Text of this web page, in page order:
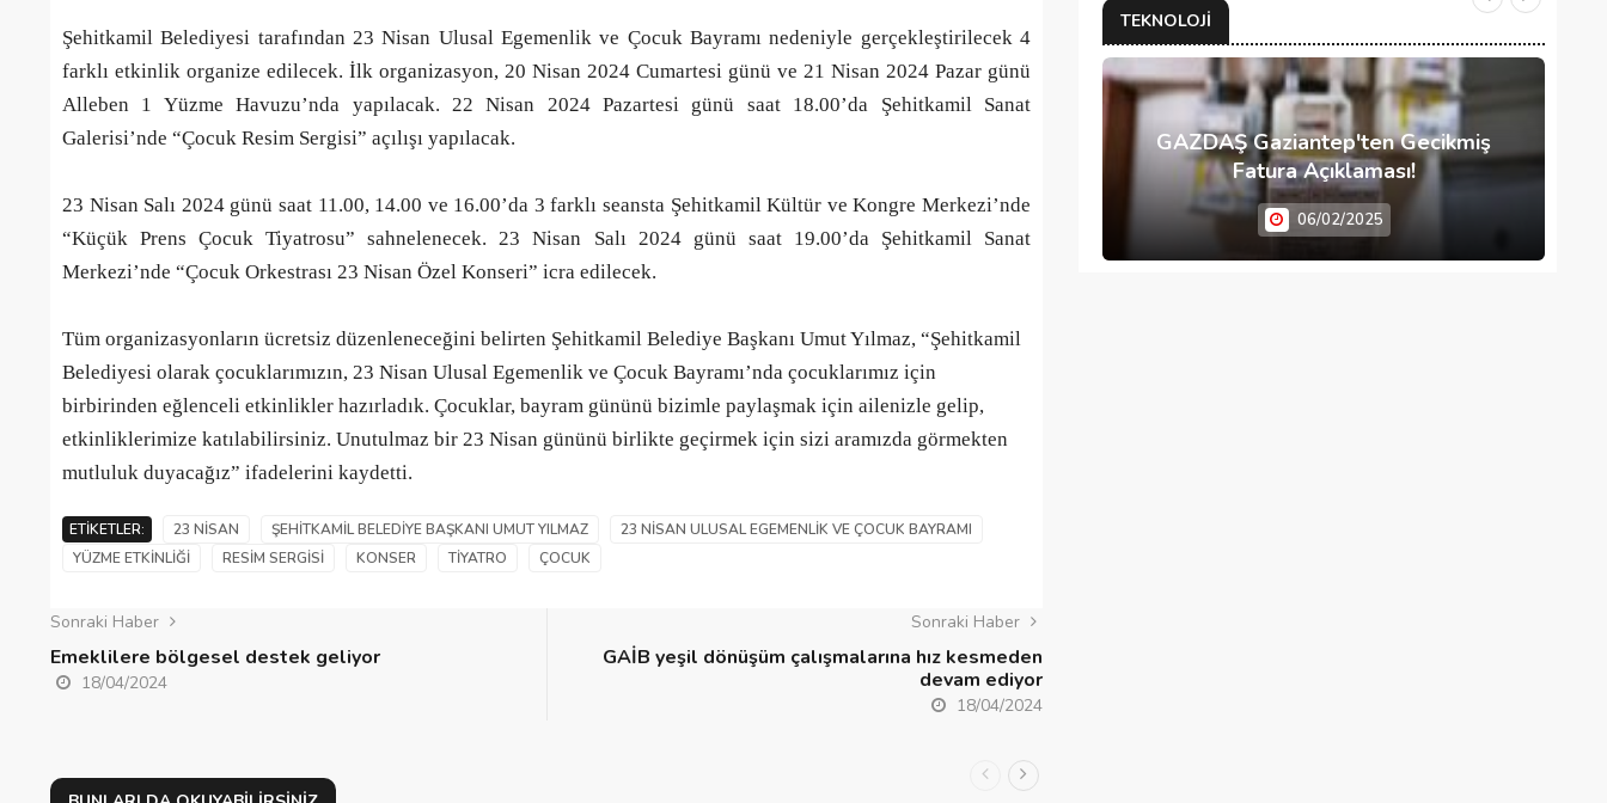
Şehitkamil Belediyesi tarafından 23 Nisan Ulusal Egemenlik ve Çocuk Bayramı nedeniyle gerçekleştirilecek 4
farklı etkinlik organize edilecek. İlk organizasyon, 20 Nisan 2024 Cumartesi günü ve 21 Nisan 2024 Pazar günü
Alleben 1 Yüzme Havuzu’nda yapılacak. 22 Nisan 2024 Pazartesi günü saat 18.00’da Şehitkamil Sanat
Galerisi’nde “Çocuk Resim Sergisi” açılışı yapılacak.
23 Nisan Salı 2024 günü saat 11.00, 14.00 ve 16.00’da 3 farklı seansta Şehitkamil Kültür ve Kongre Merkezi’nde
“Küçük Prens Çocuk Tiyatrosu” sahnelenecek. 23 Nisan Salı 2024 günü saat 19.00’da Şehitkamil Sanat
Merkezi’nde “Çocuk Orkestrası 23 Nisan Özel Konseri” icra edilecek.
Tüm organizasyonların ücretsiz düzenleneceğini belirten Şehitkamil Belediye Başkanı Umut Yılmaz, “Şehitkamil
Belediyesi olarak çocuklarımızın, 23 Nisan Ulusal Egemenlik ve Çocuk Bayramı’nda çocuklarımız için
birbirinden eğlenceli etkinlikler hazırladık. Çocuklar, bayram gününü bizimle paylaşmak için ailenizle gelip,
etkinliklerimize katılabilirsiniz. Unutulmaz bir 23 Nisan gününü birlikte geçirmek için sizi aramızda görmekten
mutluluk duyacağız” ifadelerini kaydetti.
ETIKETLER: 23 NISAN ŞEHITKAMIL BELEDIYE BAŞKANI UMUT YILMAZ
23 NISAN ULUSAL EGEMENLIK VE ÇOCUK BAYRAMI
YÜZME ETKINLIĞI
RESIM SERGISI KONSER TIYATRO ÇOCUK
Sonraki Haber
Emeklilere bölgesel destek geliyor
18/04/2024
Sonraki Haber
GAİB yeşil dönüşüm çalışmalarına hız kesmeden
devam ediyor
18/04/2024
TEKNOLOJI
Gaziantep’te Toplu Ulaşım
28/01/2025 18/04/2025
GAZDAŞ Gaziantep'ten Gecikmiş
Fatura Açıklaması!
06/02/2025